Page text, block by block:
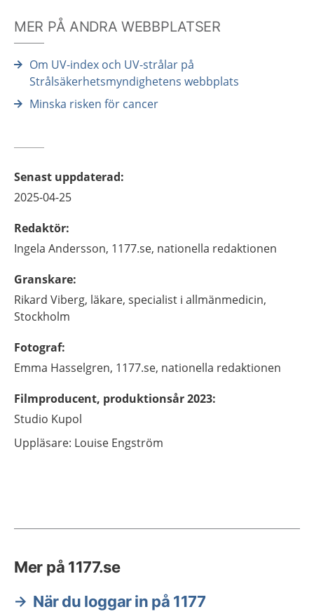
MER PÅ ANDRA WEBBPLATSER
Om UV-index och UV-strålar på
Strålsäkerhetsmyndighetens webbplats
Minska risken för cancer
Senast uppdaterad:
2025-04-25
Redaktör:
Ingela Andersson, 1177.se, nationella redaktionen
Granskare:
Rikard Viberg, läkare, specialist i allmänmedicin,
Stockholm
Fotograf:
Emma Hasselgren, 1177.se, nationella redaktionen
Filmproducent, produktionsår 2023:
Studio Kupol
Uppläsare: Louise Engström
Mer på 1177.se
När du loggar in på 1177